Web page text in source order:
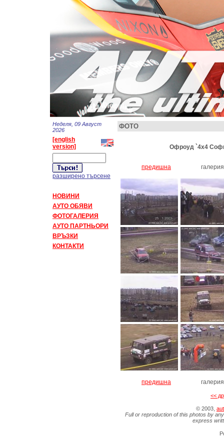
Неделя, 09 Август
2026
[english
version]
разширено търсене
НОВИНИ
АУТО ОБЯВИ
ФОТОГАЛЕРИЯ
АУТО ПАРТНЬОРИ
ВРЪЗКИ
КОНТАКТИ
ФОТО
Офроуд `4x4
предишна
предишна
<<
© 2003,
Full or reproduction of this photos by
express